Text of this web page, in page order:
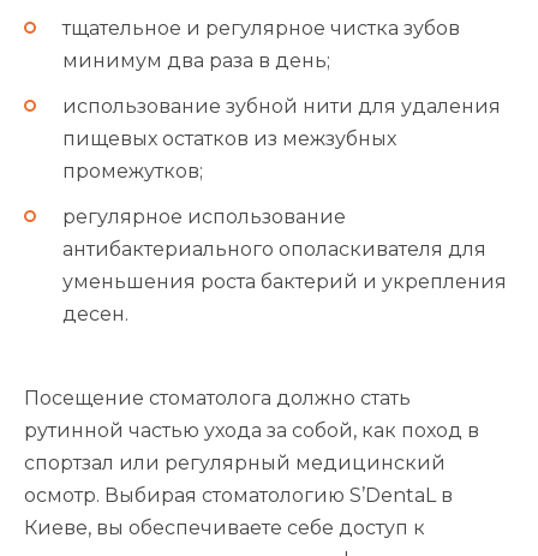
тщательное и регулярное чистка зубов
минимум два раза в день;
использование зубной нити для удаления
пищевых остатков из межзубных
промежутков;
регулярное использование
антибактериального ополаскивателя для
уменьшения роста бактерий и укрепления
десен.
Посещение стоматолога должно стать
рутинной частью ухода за собой, как поход в
спортзал или регулярный медицинский
осмотр. Выбирая стоматологию S’DentaL в
Киеве, вы обеспечиваете себе доступ к